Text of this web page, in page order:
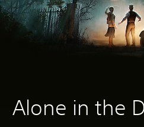
Alone in the